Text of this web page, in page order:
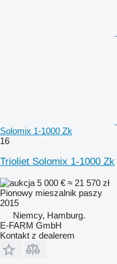
Solomix 1-1000 Zk
16
Trioliet Solomix 1-1000 Zk
5 000 € ≈ 21 570 zł
Pionowy mieszalnik paszy
2015
Niemcy, Hamburg.
E-FARM GmbH
Kontakt z dealerem